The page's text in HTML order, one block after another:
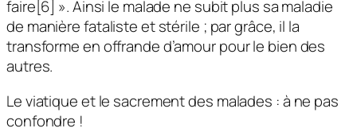
faire[6] ». Ainsi le malade ne subit plus sa maladie
de manière fataliste et stérile ; par grâce, il la
transforme en offrande d’amour pour le bien des
autres.
Le viatique et le sacrement des malades : à ne pas
confondre !